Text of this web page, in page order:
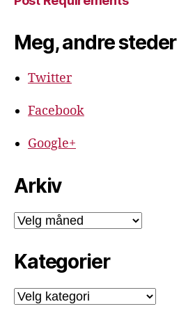
Meg, andre steder
Twitter
Facebook
Google+
Arkiv
Arkiv
Kategorier
Kategorier